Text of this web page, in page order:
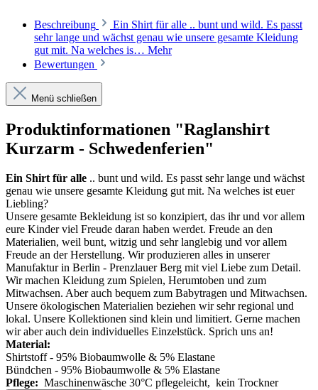
Beschreibung
Ein Shirt für alle .. bunt und wild. Es passt
sehr lange und wächst genau wie unsere gesamte Kleidung
gut mit. Na welches is… Mehr
Bewertungen
Menü schließen
Produktinformationen "Raglanshirt
Kurzarm - Schwedenferien"
Ein Shirt für alle .. bunt und wild. Es passt sehr lange und wächst
genau wie unsere gesamte Kleidung gut mit. Na welches ist euer
Liebling?
Unsere gesamte Bekleidung ist so konzipiert, das ihr und vor allem
eure Kinder viel Freude daran haben werdet. Freude an den
Materialien, weil bunt, witzig und sehr langlebig und vor allem
Freude an der Herstellung. Wir produzieren alles in unserer
Manufaktur in Berlin - Prenzlauer Berg mit viel Liebe zum Detail.
Wir machen Kleidung zum Spielen, Herumtoben und zum
Mitwachsen. Aber auch bequem zum Babytragen und Mitwachsen.
Unsere ökologischen Materialien beziehen wir sehr regional und
lokal. Unsere Kollektionen sind klein und limitiert. Gerne machen
wir aber auch dein individuelles Einzelstück. Sprich uns an!
Material:
Shirtstoff - 95% Biobaumwolle & 5% Elastane
Bündchen - 95% Biobaumwolle & 5% Elastane
Pflege: Maschinenwäsche 30°C pflegeleicht, kein Trockner